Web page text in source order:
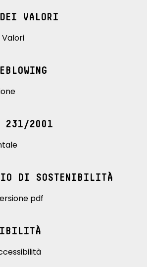
VALORI
231/2001
DI SOSTENIBILITÀ
pdf